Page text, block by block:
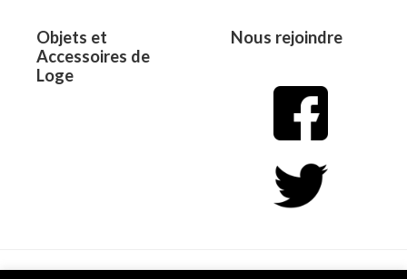
Objets et
Accessoires de
Loge
Nous rejoindre